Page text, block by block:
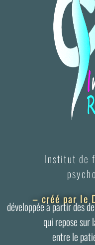
Institut de
– créé par le
développée à partir des
qui repose sur
entre le